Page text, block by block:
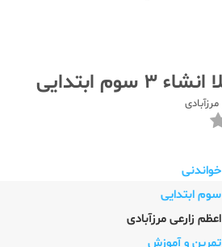
سوم ابتدایی
خواندنی
سوم ابتدایی
اعظم زارعی مرزآبادی
تمرین و آموزش